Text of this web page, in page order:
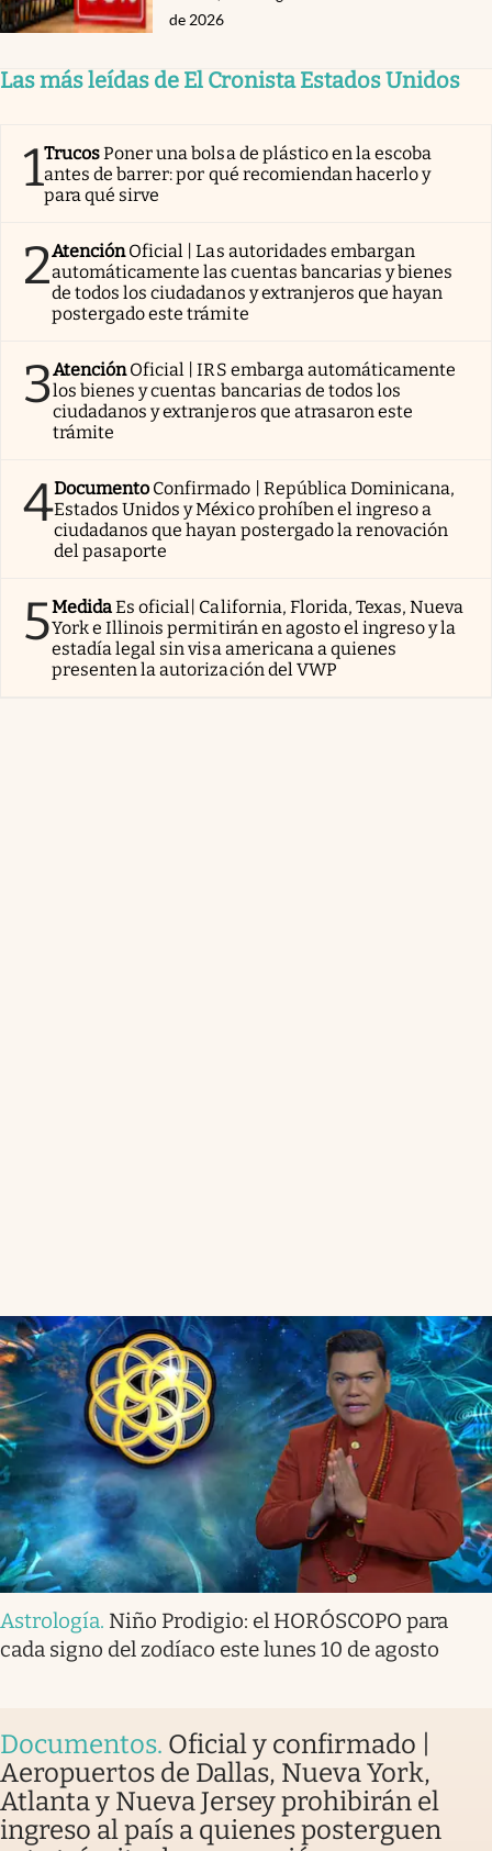
de 2026
Las más leídas de El Cronista Estados Unidos
1TrucosPoner una bolsa de plástico en la escoba
antes de barrer: por qué recomiendan hacerlo y
para qué sirve
2AtenciónOficial | Las autoridades embargan
automáticamente las cuentas bancarias y bienes
de todos los ciudadanos y extranjeros que hayan
postergado este trámite
3AtenciónOficial | IRS embarga automáticamente
los bienes y cuentas bancarias de todos los
ciudadanos y extranjeros que atrasaron este
trámite
4Documento Confirmado | República Dominicana,
Estados Unidos y México prohíben el ingreso a
ciudadanos que hayan postergado la renovación
del pasaporte
5MedidaEs oficial| California, Florida, Texas, Nueva
York e Illinois permitirán en agosto el ingreso y la
estadía legal sin visa americana a quienes
presenten la autorización del VWP
Astrología. Niño Prodigio: el HORÓSCOPO para
cada signo del zodíaco este lunes 10 de agosto
Documentos. Oficial y confirmado |
Aeropuertos de Dallas, Nueva York,
Atlanta y Nueva Jersey prohibirán el
ingreso al país a quienes posterguen